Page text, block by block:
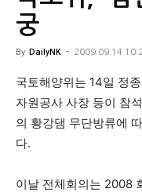
궁
By DailyNK - 2009.09.14
국토해양위는 14일 정
자원공사 사장 등이 참
의 황강댐 무단방류에
다.
이날 전체회의는 2008